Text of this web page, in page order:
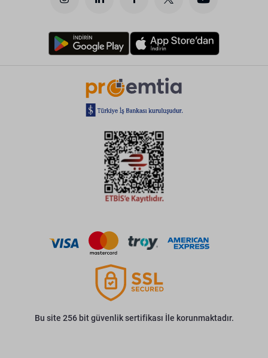
Bu site 256 bit güvenlik sertifikası İle korunmaktadır.